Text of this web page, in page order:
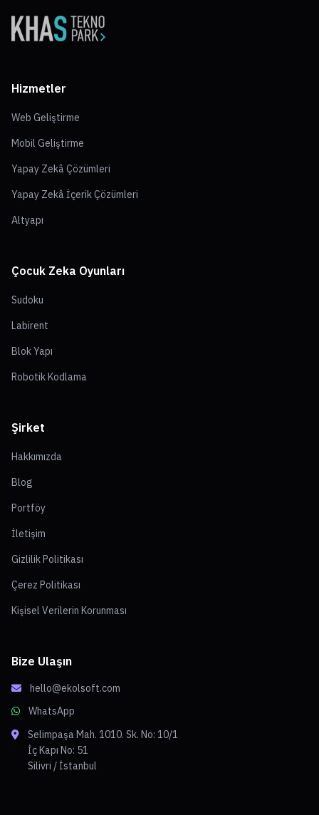
Hizmetler
Web Geliştirme
Mobil Geliştirme
Yapay Zekâ Çözümleri
Yapay Zekâ İçerik Çözümleri
Altyapı
Çocuk Zeka Oyunları
Sudoku
Labirent
Blok Yapı
Robotik Kodlama
Şirket
Hakkımızda
Blog
Portföy
İletişim
Gizlilik Politikası
Çerez Politikası
Kişisel Verilerin Korunması
Bize Ulaşın
hello@ekolsoft.com
WhatsApp
Selimpaşa Mah. 1010. Sk. No: 10/1
İç Kapı No: 51
Silivri / İstanbul